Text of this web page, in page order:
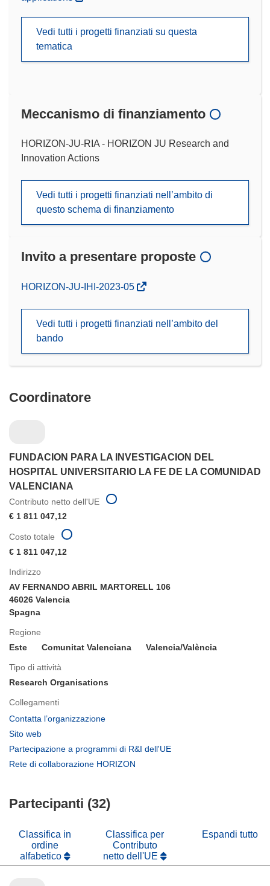
Vedi tutti i progetti finanziati su questa
tematica
Meccanismo di finanziamento
HORIZON-JU-RIA - HORIZON JU Research and
Innovation Actions
Vedi tutti i progetti finanziati nell’ambito di
questo schema di finanziamento
Invito a presentare proposte
(si
nuova
HORIZON-JU-IHI-2023-05
Vedi tutti i progetti finanziati nell’ambito del
bando
Coordinatore
FUNDACION PARA LA INVESTIGACION DEL
HOSPITAL UNIVERSITARIO LA FE DE LA COMUNIDAD
VALENCIANA
Contributo netto dell'UE
€ 1 811 047,12
Indirizzo
AV FERNANDO ABRIL MARTORELL 106
46026 Valencia
Spagna
Regione
Este
Comunitat Valenciana Valencia/València
Tipo di attività
Research Organisations
Collegamenti
Contatta l’organizzazione
nuova
Sito web
apre
finestra)
Partecipazione a programmi di R&I dell'UE
Rete di collaborazione HORIZON
Costo totale
€ 1 811 047,12
Partecipanti (32)
Classifica in
ordine
alfabetico
Classifica per
Contributo
netto dell'UE
Espandi tutto